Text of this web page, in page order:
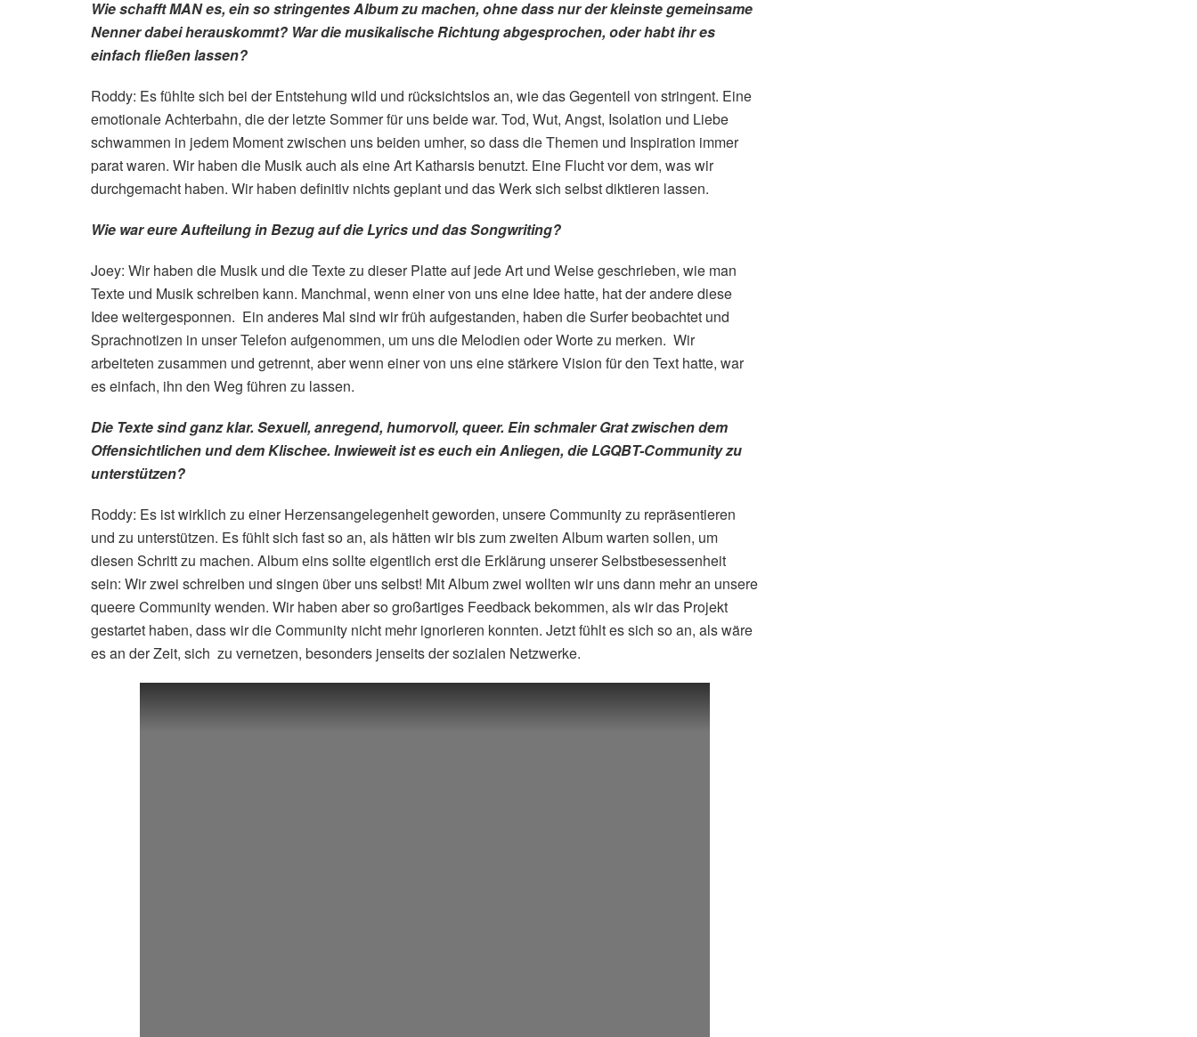
Wie schafft MAN es, ein so stringentes Album zu machen, ohne dass nur der kleinste gemeinsame
Nenner dabei herauskommt? War die musikalische Richtung abgesprochen, oder habt ihr es
einfach fließen lassen?
Roddy: Es fühlte sich bei der Entstehung wild und rücksichtslos an, wie das Gegenteil von stringent. Eine
emotionale Achterbahn, die der letzte Sommer für uns beide war. Tod, Wut, Angst, Isolation und Liebe
schwammen in jedem Moment zwischen uns beiden umher, so dass die Themen und Inspiration immer
parat waren. Wir haben die Musik auch als eine Art Katharsis benutzt. Eine Flucht vor dem, was wir
durchgemacht haben. Wir haben definitiv nichts geplant und das Werk sich selbst diktieren lassen.
Wie war eure Aufteilung in Bezug auf die Lyrics und das Songwriting?
Joey: Wir haben die Musik und die Texte zu dieser Platte auf jede Art und Weise geschrieben, wie man
Texte und Musik schreiben kann. Manchmal, wenn einer von uns eine Idee hatte, hat der andere diese
Idee weitergesponnen. Ein anderes Mal sind wir früh aufgestanden, haben die Surfer beobachtet und
Sprachnotizen in unser Telefon aufgenommen, um uns die Melodien oder Worte zu merken. Wir
arbeiteten zusammen und getrennt, aber wenn einer von uns eine stärkere Vision für den Text hatte, war
es einfach, ihn den Weg führen zu lassen.
Die Texte sind ganz klar. Sexuell, anregend, humorvoll, queer. Ein schmaler Grat zwischen dem
Offensichtlichen und dem Klischee. Inwieweit ist es euch ein Anliegen, die LGQBT-Community zu
unterstützen?
Roddy: Es ist wirklich zu einer Herzensangelegenheit geworden, unsere Community zu repräsentieren
und zu unterstützen. Es fühlt sich fast so an, als hätten wir bis zum zweiten Album warten sollen, um
diesen Schritt zu machen. Album eins sollte eigentlich erst die Erklärung unserer Selbstbesessenheit
sein: Wir zwei schreiben und singen über uns selbst! Mit Album zwei wollten wir uns dann mehr an unsere
queere Community wenden. Wir haben aber so großartiges Feedback bekommen, als wir das Projekt
gestartet haben, dass wir die Community nicht mehr ignorieren konnten. Jetzt fühlt es sich so an, als wäre
es an der Zeit, sich zu vernetzen, besonders jenseits der sozialen Netzwerke.